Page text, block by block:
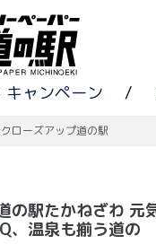
キャンペーン /
ローズアップ道の駅
の駅たかねざわ 元
、温泉も揃う道の